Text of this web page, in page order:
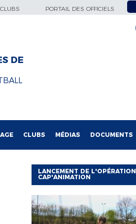
PORTAIL DES OFFICIELS
DE
CLUBS MÉDIAS DOCUMENTS
LANCEMENT DE L'OPÉRATION
CAP'ANIMATION